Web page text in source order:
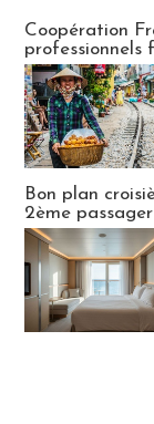
Coopération
professionnels
Bon plan
2ème